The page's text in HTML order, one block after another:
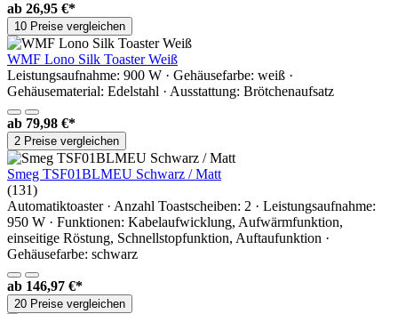
ab 26,95 €*
10 Preise vergleichen
WMF Lono Silk Toaster Weiß
Leistungsaufnahme: 900 W · Gehäusefarbe: weiß ·
Gehäusematerial: Edelstahl · Ausstattung: Brötchenaufsatz
ab 79,98 €*
2 Preise vergleichen
Smeg TSF01BLMEU Schwarz / Matt
(131)
Automatiktoaster · Anzahl Toastscheiben: 2 · Leistungsaufnahme:
950 W · Funktionen: Kabelaufwicklung, Aufwärmfunktion,
einseitige Röstung, Schnellstopfunktion, Auftaufunktion ·
Gehäusefarbe: schwarz
ab 146,97 €*
20 Preise vergleichen